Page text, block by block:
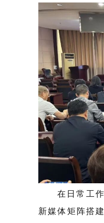
在日常工
新媒体矩阵搭